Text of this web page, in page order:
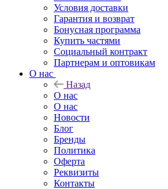
Условия доставки
Гарантия и возврат
Бонусная программа
Купить частями
Социальный контракт
Партнерам и оптовикам
О нас
Назад
О нас
О нас
Новости
Блог
Бренды
Политика
Оферта
Реквизиты
Контакты